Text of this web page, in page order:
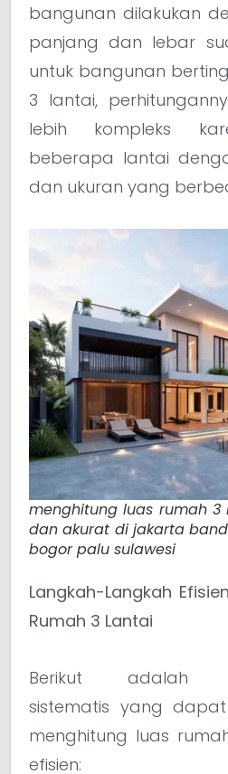
bangunan dilakukan
panjang dan lebar
untuk bangunan
3 lantai,
lebih kompleks
beberapa lantai
dan ukuran yang
menghitung luas rumah
dan akurat di jakarta
bogor palu sulawesi
Langkah-Langkah
Rumah 3 Lantai
Berikut adalah
sistematis yang
menghitung luas
efisien: